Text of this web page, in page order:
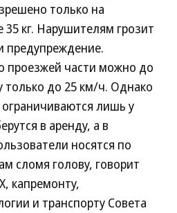
только на
35 кг. Нарушителям грозит
предупреждение.
проезжей части можно до
только до 25 км/ч. Однако
ограничиваются лишь у
в аренду, а в
носятся по
сломя голову, говорит
капремонту,
и транспорту Совета